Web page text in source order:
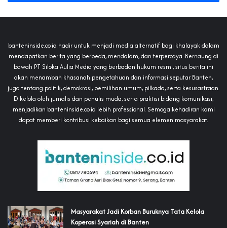
banteninside.co.id hadir untuk menjadi media alternatif bagi khalayak dalam
mendapatkan berita yang berbeda, mendalam, dan terpercaya. Bernaung di
bawah PT Siloka Aulia Media yang berbadan hukum resmi, situs berita ini
akan menambah khasanah pengetahuan dan informasi seputar Banten,
juga tentang politik, demokrasi, pemilihan umum, pilkada, serta kesusastraan.
Dikelola oleh jurnalis dan penulis muda, serta praktisi bidang komunikasi,
menjadikan banteninside.co.id lebih professional. Semoga kehadiran kami
dapat memberi kontribusi kebaikan bagi semua elemen masyarakat.
‎Masyarakat Jadi Korban Buruknya Tata Kelola
Koperasi Syariah di Banten